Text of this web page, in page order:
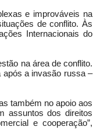
e improváveis na
de conflito. Às
Internacionais do
na área de conflito.
após a invasão russa –
também no apoio aos
assuntos dos direitos
e cooperação”,